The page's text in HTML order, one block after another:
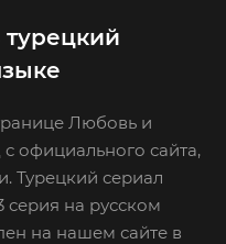
Любовь и
официального сайта,
Турецкий сериал
серия на русском
на нашем сайте в